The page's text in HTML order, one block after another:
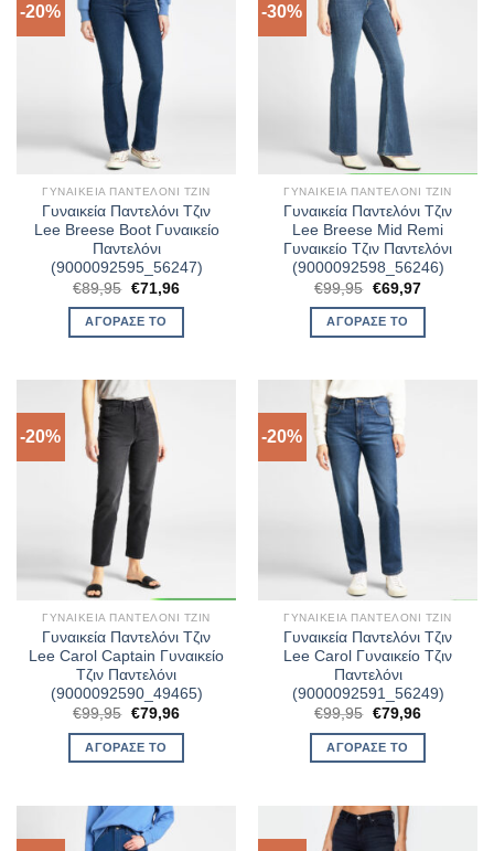
-20%
ΓΥΝΑΙΚΕΊΑ ΠΑΝΤΕΛΌΝΙ ΤΖΙΝ
Γυναικεία Παντελόνι Τζιν
Lee Breese Boot Γυναικείο
Παντελόνι
(9000092595_56247)
€89,95 Original
price
was:
€89,95.
€71,96Η
ΑΓΌΡΑΣΈ ΤΟ
-30%
ΓΥΝΑΙΚΕΊΑ ΠΑΝΤΕΛΌΝΙ ΤΖΙΝ
Γυναικεία Παντελόνι Τζιν
Lee Breese Mid Remi
Γυναικείο Τζιν Παντελόνι
(9000092598_56246)
€99,95 Original
price
was:
€99,95.
€69,97Η
ΑΓΌΡΑΣΈ ΤΟ
-20%
ΓΥΝΑΙΚΕΊΑ ΠΑΝΤΕΛΌΝΙ ΤΖΙΝ
Γυναικεία Παντελόνι Τζιν
Lee Carol Captain Γυναικείο
Τζιν Παντελόνι
(9000092590_49465)
€99,95 Original
was:
€99,95.
€79,96Η
ΑΓΌΡΑΣΈ ΤΟ
-20%
ΓΥΝΑΙΚΕΊΑ ΠΑΝΤΕΛΌΝΙ ΤΖΙΝ
Γυναικεία Παντελόνι Τζιν
Lee Carol Γυναικείο Τζιν
Παντελόνι
(9000092591_56249)
€99,95 Original
was:
€99,95.
€79,96Η
ΑΓΌΡΑΣΈ ΤΟ